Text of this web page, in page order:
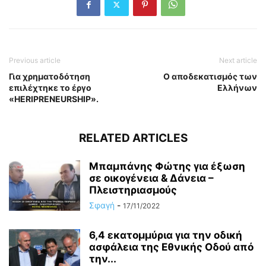
Previous article
Για χρηματοδότηση
επιλέχτηκε το έργο
«HERIPRENEURSHIP».
Next article
Ο αποδεκατισμός των
Ελλήνων
RELATED ARTICLES
Μπαμπάνης Φώτης για έξωση
σε οικογένεια & Δάνεια –
Πλειστηριασμούς
Σφαγή - 17/11/2022
6,4 εκατομμύρια για την οδική
ασφάλεια της Εθνικής Οδού από
την...